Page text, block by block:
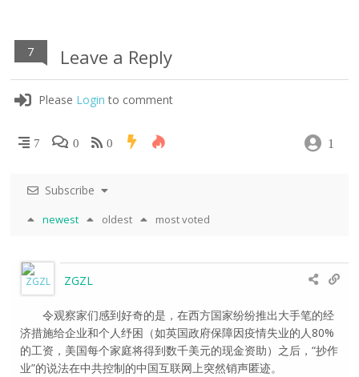
7 Leave a Reply
Please Login to comment
7 0 0 1
Subscribe
newest oldest most voted
ZGZL
令观察家们感到好奇的是，在西方国家纷纷推出大手笔的经
济措施给企业和个人纾困（如英国政府保障因疫情失业的人80%
的工资，美国每个家庭将得到数千美元的现金资助）之后，“抄作
业”的说法在中共控制的中国互联网上突然销声匿迹。